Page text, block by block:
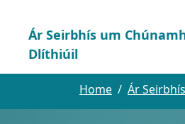
Ár Seirbhís um
Dlíthiúil
Home Ár